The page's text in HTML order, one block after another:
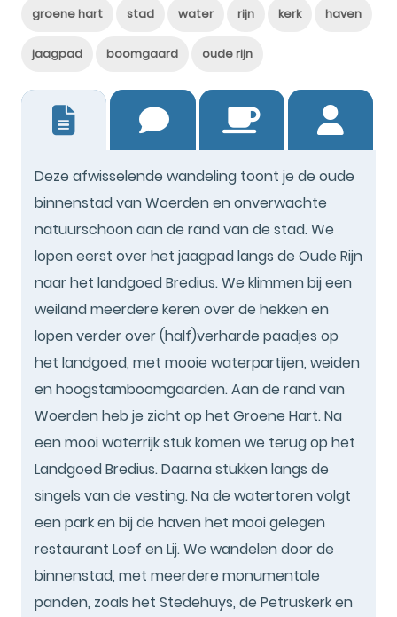
groene hart stad water rijn kerk haven
jaagpad boomgaard oude rijn
Deze afwisselende wandeling toont je de oude
binnenstad van Woerden en onverwachte
natuurschoon aan de rand van de stad. We
lopen eerst over het jaagpad langs de Oude Rijn
naar het landgoed Bredius. We klimmen bij een
weiland meerdere keren over de hekken en
lopen verder over (half)verharde paadjes op
het landgoed, met mooie waterpartijen, weiden
en hoogstamboomgaarden. Aan de rand van
Woerden heb je zicht op het Groene Hart. Na
een mooi waterrijk stuk komen we terug op het
Landgoed Bredius. Daarna stukken langs de
singels van de vesting. Na de watertoren volgt
een park en bij de haven het mooi gelegen
restaurant Loef en Lij. We wandelen door de
binnenstad, met meerdere monumentale
panden, zoals het Stedehuys, de Petruskerk en